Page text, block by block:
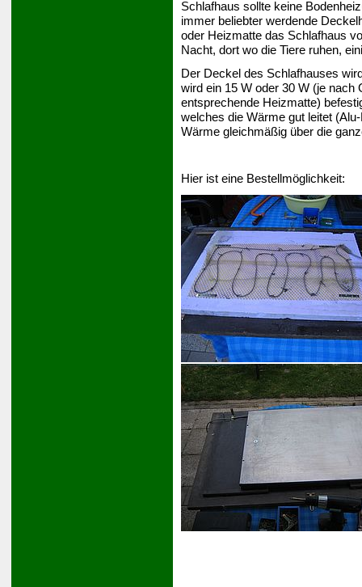
Schlafhaus sollte keine
immer beliebter werdende
oder Heizmatte das Schlafhaus
Nacht, dort wo die Tiere ruhen,
Der Deckel des Schlafhauses
wird ein 15 W oder 30 W (je
entsprechende Heizmatte)
welches die Wärme gut leitet
Wärme gleichmäßig über die
Hier ist eine Bestellmöglichkeit: